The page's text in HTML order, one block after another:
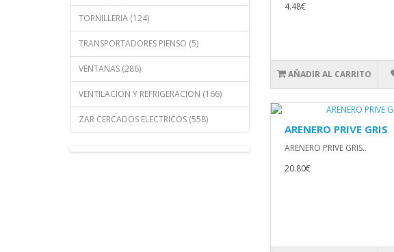
TORNILLERIA (124)
TRANSPORTADORES PIENSO (5)
VENTANAS (286)
VENTILACION Y REFRIGERACION (166)
ZAR CERCADOS ELECTRICOS (558)
4.48€
AÑADIR AL CARRITO
ARENERO PRIVE GRIS
ARENERO PRIVE GRIS..
20.80€